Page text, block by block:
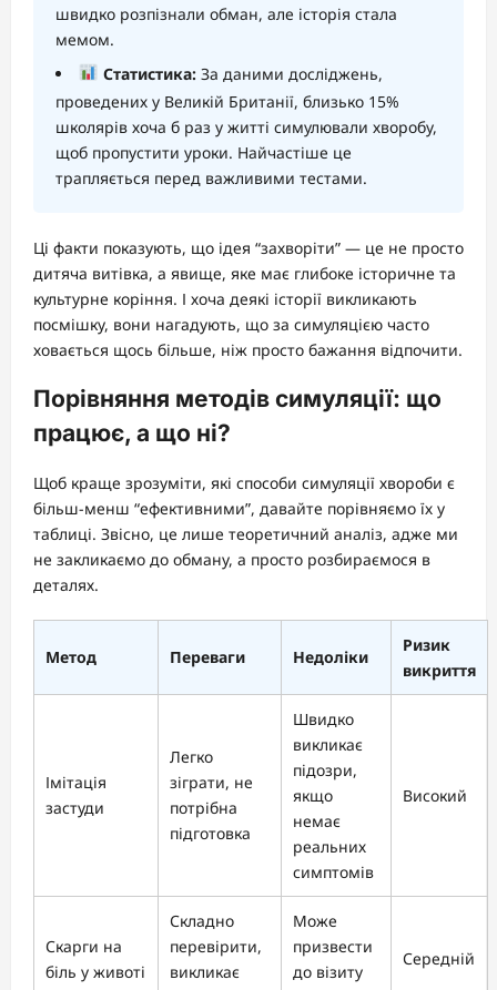
швидко розпізнали обман, але історія стала
мемом.
Статистика: За даними досліджень,
проведених у Великій Британії, близько 15%
школярів хоча б раз у житті симулювали хворобу,
щоб пропустити уроки. Найчастіше це
трапляється перед важливими тестами.
Ці факти показують, що ідея “захворіти” — це не просто
дитяча витівка, а явище, яке має глибоке історичне та
культурне коріння. І хоча деякі історії викликають
посмішку, вони нагадують, що за симуляцією часто
ховається щось більше, ніж просто бажання відпочити.
Порівняння методів симуляції: що
працює, а що ні?
Щоб краще зрозуміти, які способи симуляції хвороби є
більш-менш “ефективними”, давайте порівняємо їх у
таблиці. Звісно, це лише теоретичний аналіз, адже ми
не закликаємо до обману, а просто розбираємося в
деталях.
Метод Переваги Недоліки
Ризик
викриття
Імітація
застуди
Легко
зіграти, не
потрібна
підготовка
Швидко
викликає
підозри,
якщо
немає
реальних
симптомів
Високий
Скарги на
біль у животі
Складно
перевірити,
викликає
Може
призвести
до візиту
Середній